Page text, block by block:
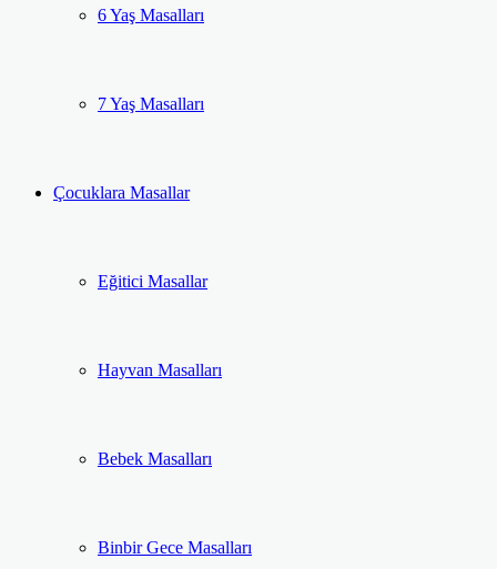
6 Yaş Masalları
7 Yaş Masalları
Çocuklara Masallar
Eğitici Masallar
Hayvan Masalları
Bebek Masalları
Binbir Gece Masalları